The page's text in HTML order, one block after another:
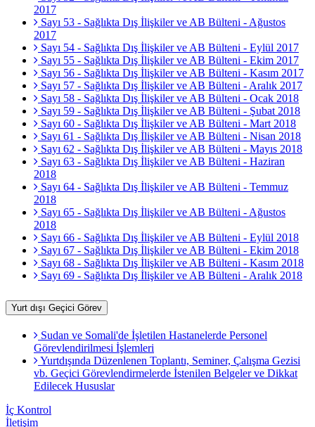
2017
Sayı 53 - Sağlıkta Dış İlişkiler ve AB Bülteni - Ağustos
2017
Sayı 54 - Sağlıkta Dış İlişkiler ve AB Bülteni - Eylül 2017
Sayı 55 - Sağlıkta Dış İlişkiler ve AB Bülteni - Ekim 2017
Sayı 56 - Sağlıkta Dış İlişkiler ve AB Bülteni - Kasım 2017
Sayı 57 - Sağlıkta Dış İlişkiler ve AB Bülteni - Aralık 2017
Sayı 58 - Sağlıkta Dış İlişkiler ve AB Bülteni - Ocak 2018
Sayı 59 - Sağlıkta Dış İlişkiler ve AB Bülteni - Şubat 2018
Sayı 60 - Sağlıkta Dış İlişkiler ve AB Bülteni - Mart 2018
Sayı 61 - Sağlıkta Dış İlişkiler ve AB Bülteni - Nisan 2018
Sayı 62 - Sağlıkta Dış İlişkiler ve AB Bülteni - Mayıs 2018
Sayı 63 - Sağlıkta Dış İlişkiler ve AB Bülteni - Haziran
2018
Sayı 64 - Sağlıkta Dış İlişkiler ve AB Bülteni - Temmuz
2018
Sayı 65 - Sağlıkta Dış İlişkiler ve AB Bülteni - Ağustos
2018
Sayı 66 - Sağlıkta Dış İlişkiler ve AB Bülteni - Eylül 2018
Sayı 67 - Sağlıkta Dış İlişkiler ve AB Bülteni - Ekim 2018
Sayı 68 - Sağlıkta Dış İlişkiler ve AB Bülteni - Kasım 2018
Sayı 69 - Sağlıkta Dış İlişkiler ve AB Bülteni - Aralık 2018
Yurt dışı Geçici Görev
Sudan ve Somali'de İşletilen Hastanelerde Personel
Görevlendirilmesi İşlemleri
Yurtdışında Düzenlenen Toplantı, Seminer, Çalışma Gezisi
vb. Geçici Görevlendirmelerde İstenilen Belgeler ve Dikkat
Edilecek Hususlar
İç Kontrol
İletişim